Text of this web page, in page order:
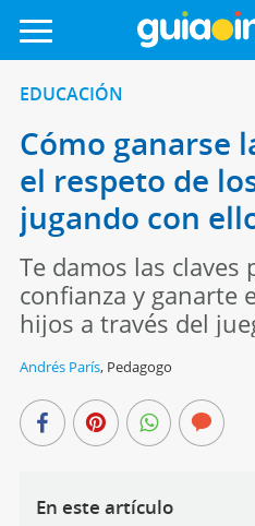
EDUCACIÓN
Cómo ganarse
el respeto de
jugando con
Te damos las
confianza y ganarte
hijos a través del
Andrés París, Pedagogo
En este artículo